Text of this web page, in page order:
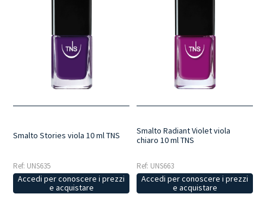
Smalto Stories viola 10 ml TNS
Ref: UNS635
Accedi per conoscere i prezzi
e acquistare
Smalto Radiant Violet viola
chiaro 10 ml TNS
Ref: UNS663
Accedi per conoscere i prezzi
e acquistare